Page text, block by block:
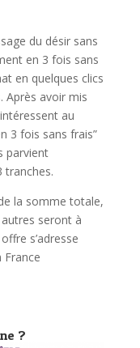
du désir sans
en 3 fois sans
en quelques clics
Après avoir mis
au
3 fois sans frais”
parvient
tranches.
la somme totale,
seront à
s’adresse
France
?